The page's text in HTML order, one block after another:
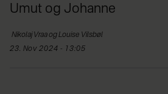
Umut og Johanne
Nikolaj Vraa og Louise Vilsbøl
23. Nov 2024 - 13:05